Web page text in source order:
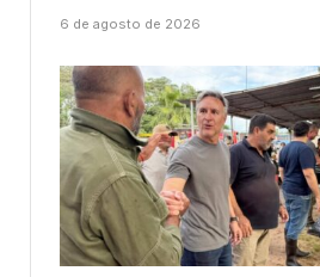
6 de agosto de 2026